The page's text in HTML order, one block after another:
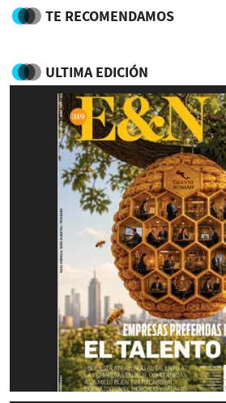
TE RECOMENDAMOS
ULTIMA EDICIÓN